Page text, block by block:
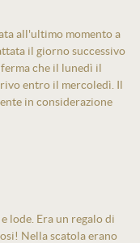
all'ultimo momento a
il giorno successivo
che il lunedì il
entro il mercoledì. Il
in considerazione
lode. Era un regalo di
Nella scatola erano